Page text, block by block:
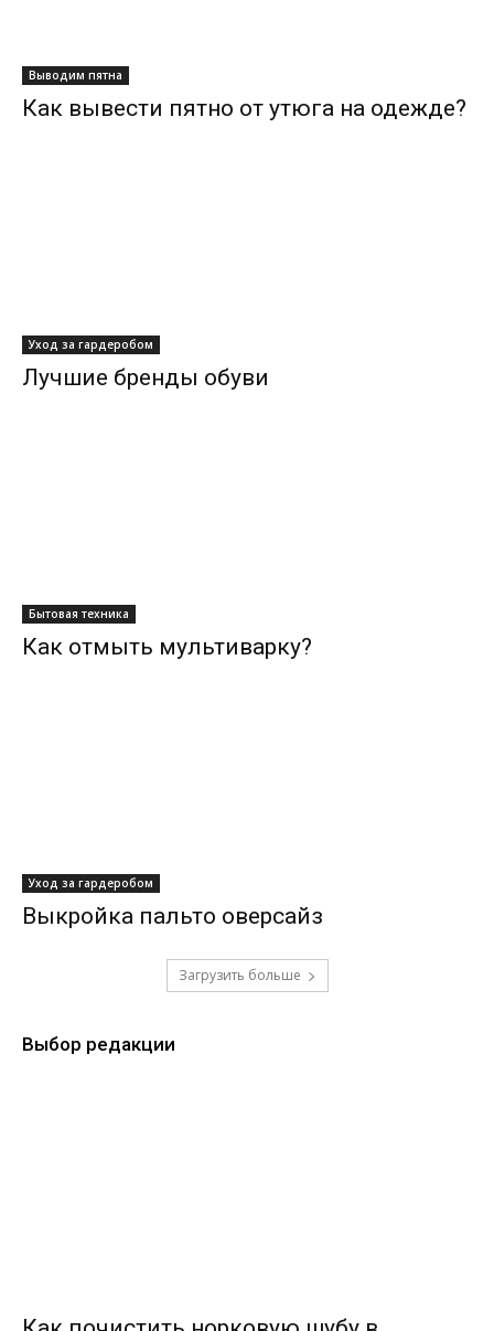
Выводим пятна
Как вывести пятно от утюга на одежде?
Уход за гардеробом
Лучшие бренды обуви
Бытовая техника
Как отмыть мультиварку?
Уход за гардеробом
Выкройка пальто оверсайз
Загрузить больше
Выбор редакции